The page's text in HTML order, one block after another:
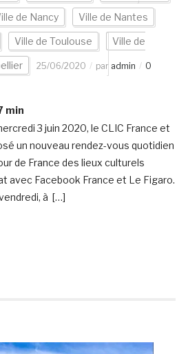
de Nancy Ville de Nantes
Ville de Toulouse Ville de
25/06/2020 par admin
0
min
3 juin 2020, le CLIC France et
un nouveau rendez-vous quotidien
de France des lieux culturels
avec Facebook France et Le Figaro.
à […]